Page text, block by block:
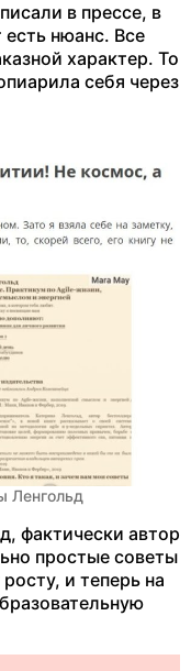
в прессе, в
нюанс. Все
характер. То
себя через
Ленгольд
фактически автор
простые советы
и теперь на